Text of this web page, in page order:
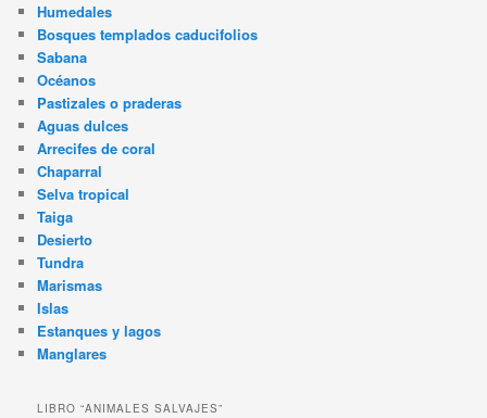
Humedales
Bosques templados caducifolios
Sabana
Océanos
Pastizales o praderas
Aguas dulces
Arrecifes de coral
Chaparral
Selva tropical
Taiga
Desierto
Tundra
Marismas
Islas
Estanques y lagos
Manglares
LIBRO “ANIMALES SALVAJES”